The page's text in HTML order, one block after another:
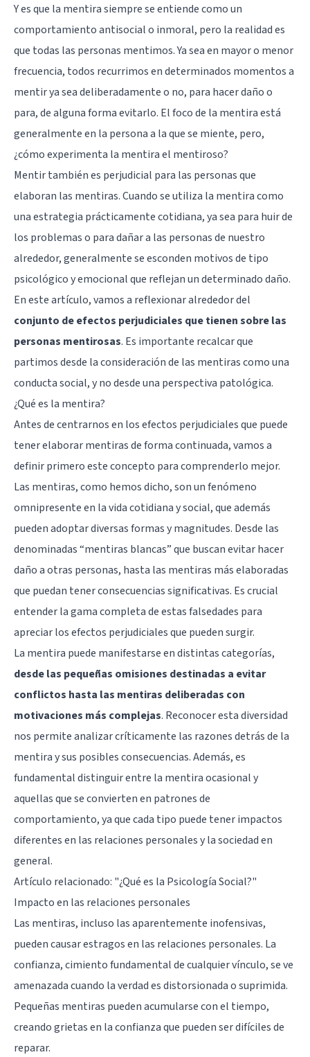
Y es que la mentira siempre se entiende como un
comportamiento antisocial o inmoral, pero la realidad es
que todas las personas mentimos. Ya sea en mayor o menor
frecuencia, todos recurrimos en determinados momentos a
mentir ya sea deliberadamente o no, para hacer daño o
para, de alguna forma evitarlo. El foco de la mentira está
generalmente en la persona a la que se miente, pero,
¿cómo experimenta la mentira el mentiroso?
Mentir también es perjudicial para las personas que
elaboran las mentiras. Cuando se utiliza la mentira como
una estrategia prácticamente cotidiana, ya sea para huir de
los problemas o para dañar a las personas de nuestro
alrededor, generalmente se esconden motivos de tipo
psicológico y emocional que reflejan un determinado daño.
En este artículo, vamos a reflexionar alrededor del
conjunto de efectos perjudiciales que tienen sobre las
personas mentirosas. Es importante recalcar que
partimos desde la consideración de las mentiras como una
conducta social, y no desde una perspectiva patológica.
¿Qué es la mentira?
Antes de centrarnos en los efectos perjudiciales que puede
tener elaborar mentiras de forma continuada, vamos a
definir primero este concepto para comprenderlo mejor.
Las mentiras, como hemos dicho, son un fenómeno
omnipresente en la vida cotidiana y social, que además
pueden adoptar diversas formas y magnitudes. Desde las
denominadas “mentiras blancas” que buscan evitar hacer
daño a otras personas, hasta las mentiras más elaboradas
que puedan tener consecuencias significativas. Es crucial
entender la gama completa de estas falsedades para
apreciar los efectos perjudiciales que pueden surgir.
La mentira puede manifestarse en distintas categorías,
desde las pequeñas omisiones destinadas a evitar
conflictos hasta las mentiras deliberadas con
motivaciones más complejas. Reconocer esta diversidad
nos permite analizar críticamente las razones detrás de la
mentira y sus posibles consecuencias. Además, es
fundamental distinguir entre la mentira ocasional y
aquellas que se convierten en patrones de
comportamiento, ya que cada tipo puede tener impactos
diferentes en las relaciones personales y la sociedad en
general.
Artículo relacionado: "¿Qué es la Psicología Social?"
Impacto en las relaciones personales
Las mentiras, incluso las aparentemente inofensivas,
pueden causar estragos en las relaciones personales. La
confianza, cimiento fundamental de cualquier vínculo, se ve
amenazada cuando la verdad es distorsionada o suprimida.
Pequeñas mentiras pueden acumularse con el tiempo,
creando grietas en la confianza que pueden ser difíciles de
reparar.